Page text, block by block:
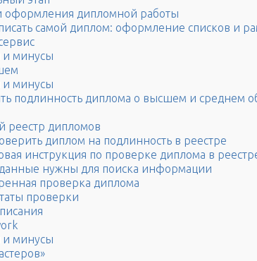
оформления дипломной работы
самой диплом: оформление списков и
минусы
минусы
подлинность диплома о высшем и среднем
реестр дипломов
диплом на подлинность в реестре
инструкция по проверке диплома в
нужны для поиска информации
проверка диплома
проверки
минусы